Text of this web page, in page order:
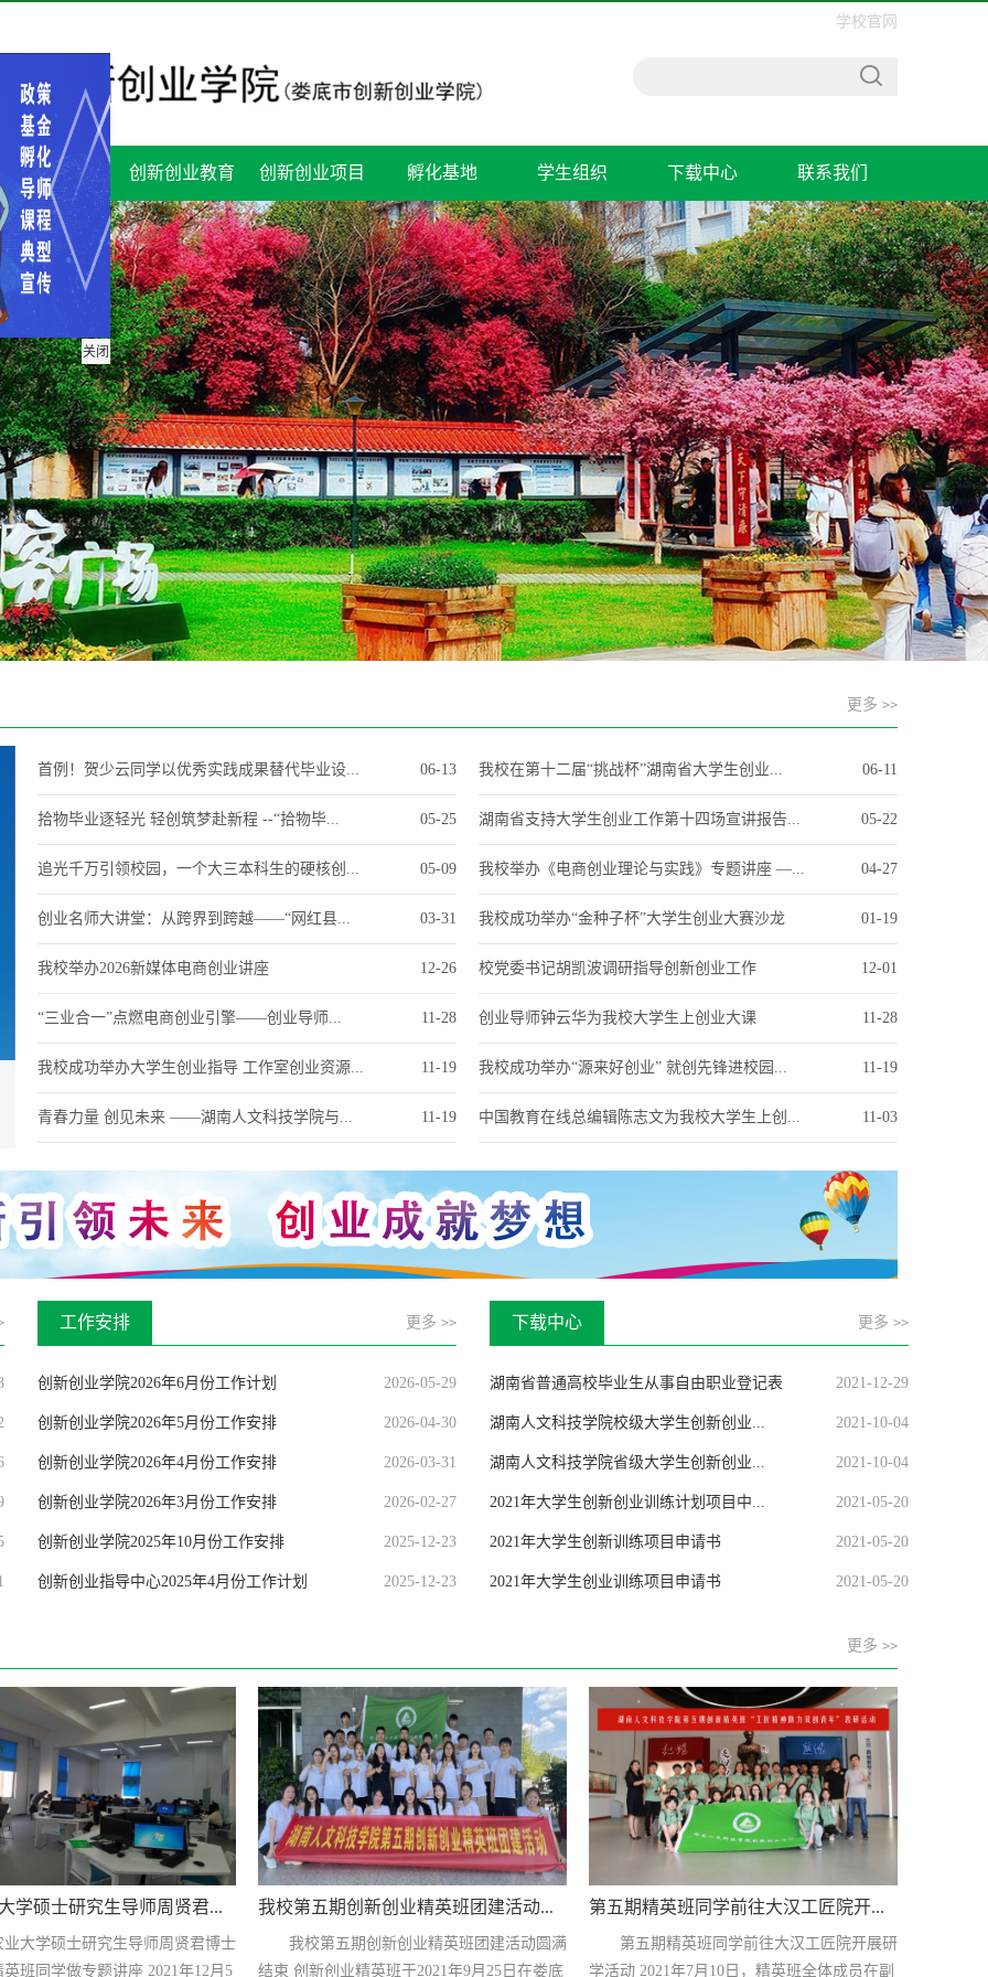
关闭
学校官网
支持创业政策 创新创业教育 创新创业项目 孵化基地 学生组织 下载中心 联系我们
更多 >>
首例！贺少云同学以优秀实践成果替代毕业设... 06-13 我校在第十二届“挑战杯”湖南省大学生创业... 06-11
拾物毕业逐轻光 轻创筑梦赴新程 --“拾物毕... 05-25 湖南省支持大学生创业工作第十四场宣讲报告... 05-22
追光千万引领校园，一个大三本科生的硬核创... 05-09 我校举办《电商创业理论与实践》专题讲座 —... 04-27
创业名师大讲堂：从跨界到跨越——“网红县... 03-31 我校成功举办“金种子杯”大学生创业大赛沙龙 01-19
我校举办2026新媒体电商创业讲座 12-26 校党委书记胡凯波调研指导创新创业工作 12-01
“三业合一”点燃电商创业引擎——创业导师... 11-28 创业导师钟云华为我校大学生上创业大课 11-28
我校成功举办大学生创业指导 工作室创业资源... 11-19 我校成功举办“源来好创业” 就创先锋进校园... 11-19
青春力量 创见未来 ——湖南人文科技学院与... 11-19 中国教育在线总编辑陈志文为我校大学生上创... 11-03
工作安排 更多 >>
创新创业学院2026年6月份工作计划 2026-05-29
创新创业学院2026年5月份工作安排 2026-04-30
创新创业学院2026年4月份工作安排 2026-03-31
创新创业学院2026年3月份工作安排 2026-02-27
创新创业学院2025年10月份工作安排 2025-12-23
创新创业指导中心2025年4月份工作计划 2025-12-23
下载中心 更多 >>
湖南省普通高校毕业生从事自由职业登记表 2021-12-29
湖南人文科技学院校级大学生创新创业... 2021-10-04
湖南人文科技学院省级大学生创新创业... 2021-10-04
2021年大学生创新创业训练计划项目中... 2021-05-20
2021年大学生创新训练项目申请书 2021-05-20
2021年大学生创业训练项目申请书 2021-05-20
更多 >>
学硕士研究生导师周贤君...
业大学硕士研究生导师周贤君博士
班同学做专题讲座 2021年12月5
我校第五期创新创业精英班团建活动...
我校第五期创新创业精英班团建活动圆满
结束 创新创业精英班于2021年9月25日在娄底
第五期精英班同学前往大汉工匠院开...
第五期精英班同学前往大汉工匠院开展研
学活动 2021年7月10日，精英班全体成员在副